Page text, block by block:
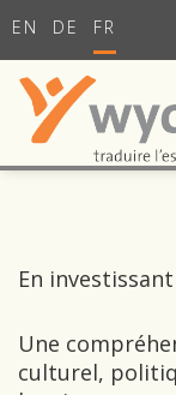
EN DE FR
En
Une
culturel,